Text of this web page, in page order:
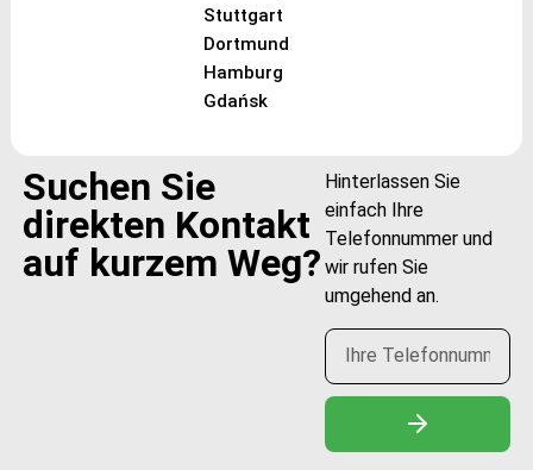
Stuttgart
Dortmund
Hamburg
Gdańsk
Suchen Sie
direkten Kontakt
auf kurzem Weg?
Hinterlassen Sie
einfach Ihre
Telefonnummer und
wir rufen Sie
umgehend an.